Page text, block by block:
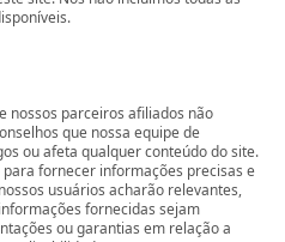
nossos parceiros afiliados não
que nossa equipe de
ou afeta qualquer conteúdo do site.
fornecer informações precisas e
usuários acharão relevantes,
fornecidas sejam
ou garantias em relação a